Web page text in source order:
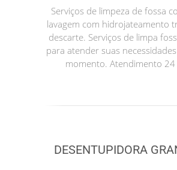
Serviços de limpeza de fossa
lavagem com hidrojateamento
descarte. Serviços de limpa
para atender suas
momento. Atendimento
DESENTUPIDORA